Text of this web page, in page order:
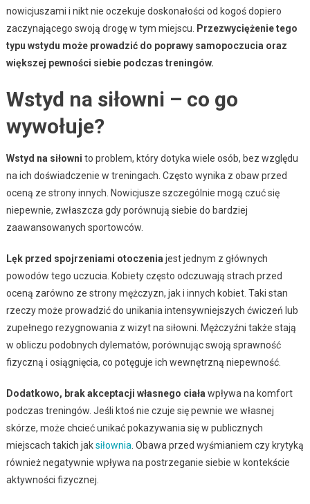
nowicjuszami i nikt nie oczekuje doskonałości od kogoś dopiero
zaczynającego swoją drogę w tym miejscu.
Przezwyciężenie tego
typu wstydu może prowadzić do poprawy samopoczucia oraz
większej pewności siebie podczas treningów.
Wstyd na siłowni – co go
wywołuje?
Wstyd na siłowni to problem, który dotyka wiele osób, bez względu
na ich doświadczenie w treningach. Często wynika z obaw przed
oceną ze strony innych. Nowicjusze szczególnie mogą czuć się
niepewnie, zwłaszcza gdy porównują siebie do bardziej
zaawansowanych sportowców.
Lęk przed spojrzeniami otoczenia jest jednym z głównych
powodów tego uczucia. Kobiety często odczuwają strach przed
oceną zarówno ze strony mężczyzn, jak i innych kobiet. Taki stan
rzeczy może prowadzić do unikania intensywniejszych ćwiczeń lub
zupełnego rezygnowania z wizyt na siłowni. Mężczyźni także stają
w obliczu podobnych dylematów, porównując swoją sprawność
fizyczną i osiągnięcia, co potęguje ich wewnętrzną niepewność.
Dodatkowo, brak akceptacji własnego ciała wpływa na komfort
podczas treningów. Jeśli ktoś nie czuje się pewnie we własnej
skórze, może chcieć unikać pokazywania się w publicznych
miejscach takich jaksiłownia . Obawa przed wyśmianiem czy krytyką
również negatywnie wpływa na postrzeganie siebie w kontekście
aktywności fizycznej.